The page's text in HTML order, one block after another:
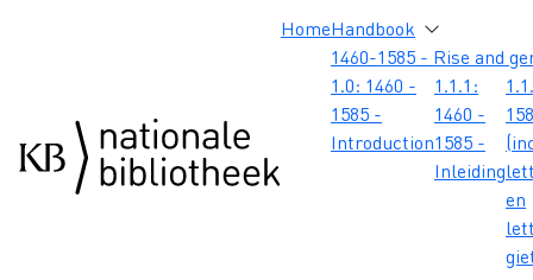
Hoofdnavigatie
HomeHandbook
1460-1585 - Rise and
1.0: 1460 -
1585 -
Introduction
1.1.1:
1460 -
1585 -
Inleiding
en